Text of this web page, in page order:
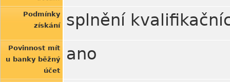
Podmínky
získání
splnění
Povinnost mít
u banky běžný
účet
ano